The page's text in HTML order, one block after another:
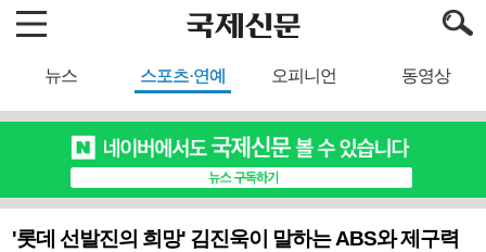
뉴스 스포츠·연예 오피니언 동영상
'롯데 선발진의 희망' 김진욱이 말하는 ABS와 제구력